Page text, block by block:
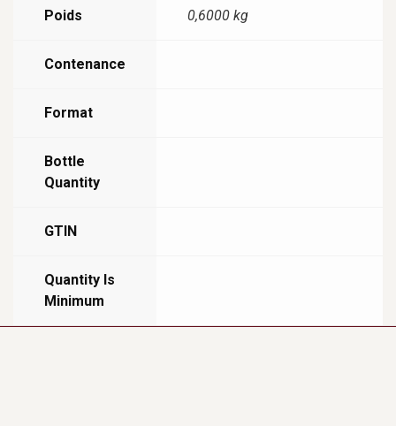
Poids 0,6000 kg
Contenance
Format
Bottle
Quantity
GTIN
Quantity Is
Minimum